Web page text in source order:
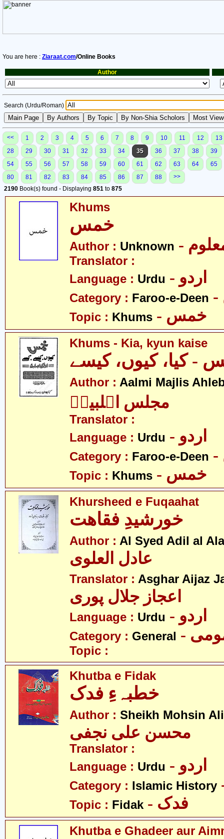
You are here : Ziaraat.com/Online Books
Author
Search (Urdu/Roman)
<< 1 2 3 4 5 6 7 8 9 10 11 12
13
28
29 30 31 32 33 34 35 36 37 38
39
54
55 56 57 58 59 60 61 62 63 64
65
80
81 82 83 84 85 86 87 88
>>
2190 Book(s) found - Displaying 851 to 875
Khums
خمس
Author : Unknown
Translator :
Language : Urdu - اردو
Category : Faroo-e-Deen
Topic : Khums - خمس
Khums - Kia, kyun kaise
- کیا، کیوں، کیسے
Author : Aalmi Majlis
مجلس اہلبیتؑ
Translator :
Language : Urdu - اردو
Category : Faroo-e-Deen
Topic : Khums - خمس
Khursheed e Fuqaahat
خورشیدِ فقاھت
Author : Al Syed Adil al
عادل العلوی
Translator : Asghar Aijaz
اعجاز جلال پوری
Language : Urdu - اردو
Category : General
Topic :
Khutba e Fidak
خطبہءِ فدک
Author : Sheikh Mohsin
محسن علی نجفی
Translator :
Language : Urdu - اردو
Category : Islamic History
Topic : Fidak - فدک
Khutba e Ghadeer aur